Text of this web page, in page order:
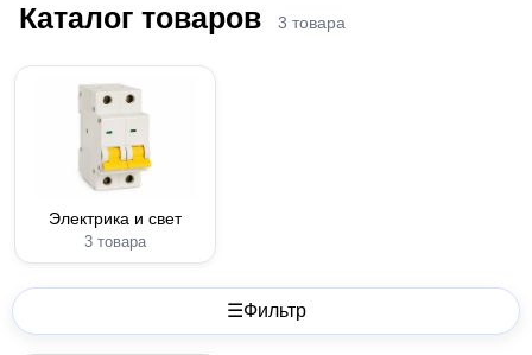
Каталог товаров 3 товара
Электрика и свет
3 товара
☰Фильтр